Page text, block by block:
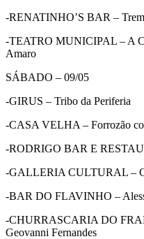
-RENATINHO’S BAR –
-TEATRO MUNICIPAL – A
Amaro
SÁBADO – 09/05
-GIRUS – Tribo da Periferia
-CASA VELHA – Forrozão
-RODRIGO BAR E
-GALLERIA CULTURAL –
-BAR DO FLAVINHO –
-CHURRASCARIA DO
Geovanni Fernandes